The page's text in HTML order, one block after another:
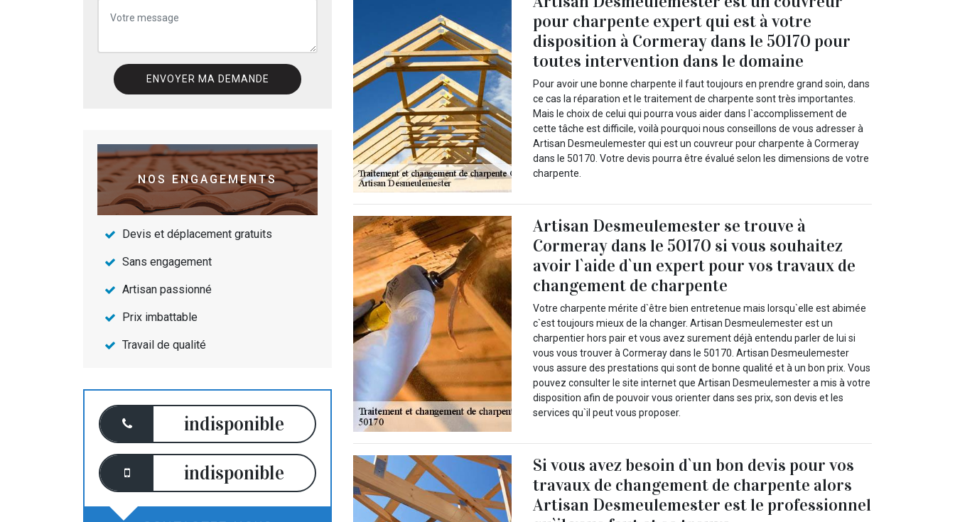
NOS ENGAGEMENTS
Devis et déplacement gratuits
Sans engagement
Artisan passionné
Prix imbattable
Travail de qualité
indisponible
indisponible
pour charpente expert qui est à votre
disposition à Cormeray dans le 50170 pour
toutes intervention dans le domaine
Pour avoir une bonne charpente il faut toujours en prendre grand soin, dans
ce cas la réparation et le traitement de charpente sont très importantes.
Mais le choix de celui qui pourra vous aider dans l`accomplissement de
cette tâche est difficile, voilà pourquoi nous conseillons de vous adresser à
Artisan Desmeulemester qui est un couvreur pour charpente à Cormeray
dans le 50170. Votre devis pourra être évalué selon les dimensions de votre
charpente.
Artisan Desmeulemester se trouve à
Cormeray dans le 50170 si vous souhaitez
avoir l`aide d`un expert pour vos travaux de
changement de charpente
Votre charpente mérite d`être bien entretenue mais lorsqu`elle est abimée
c`est toujours mieux de la changer. Artisan Desmeulemester est un
charpentier hors pair et vous avez surement déjà entendu parler de lui si
vous vous trouver à Cormeray dans le 50170. Artisan Desmeulemester
vous assure des prestations qui sont de bonne qualité et à un bon prix. Vous
pouvez consulter le site internet que Artisan Desmeulemester a mis à votre
disposition afin de pouvoir vous orienter dans ses prix, son devis et les
services qu`il peut vous proposer.
Si vous avez besoin d`un bon devis pour vos
travaux de changement de charpente alors
Artisan Desmeulemester est le professionnel